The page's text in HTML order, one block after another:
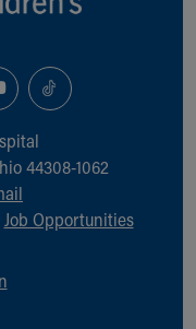
44308-1062
Job Opportunities